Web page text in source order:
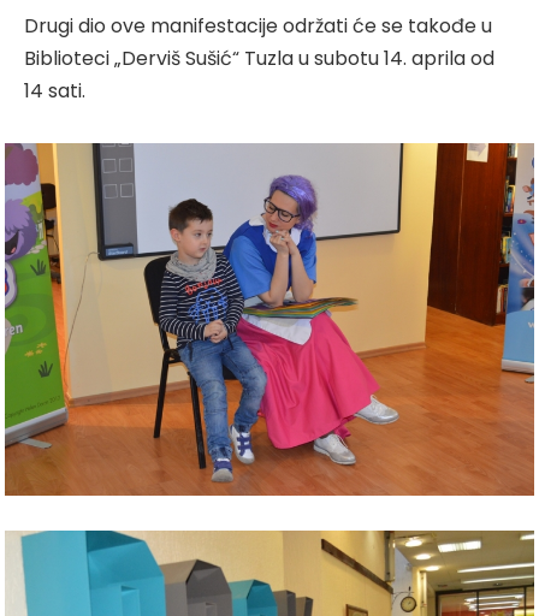
Drugi dio ove manifestacije održati će se takođe u
Biblioteci „Derviš Sušić“ Tuzla u subotu 14. aprila od
14 sati.